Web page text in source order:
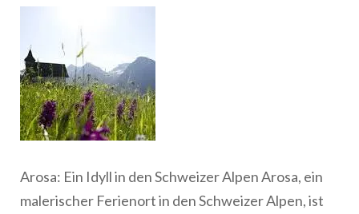
Arosa: Ein Idyll in den Schweizer Alpen Arosa, ein
malerischer Ferienort in den Schweizer Alpen, ist